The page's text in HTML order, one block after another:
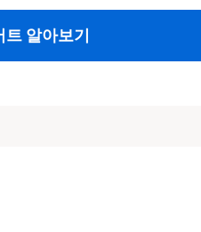
트 알아보기